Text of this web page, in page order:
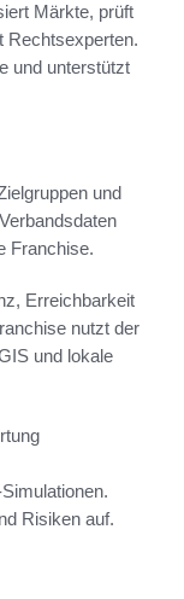
Märkte, prüft
Rechtsexperten.
und unterstützt
und
Franchise.
Erreichbarkeit
nutzt der
und lokale
Risiken auf.